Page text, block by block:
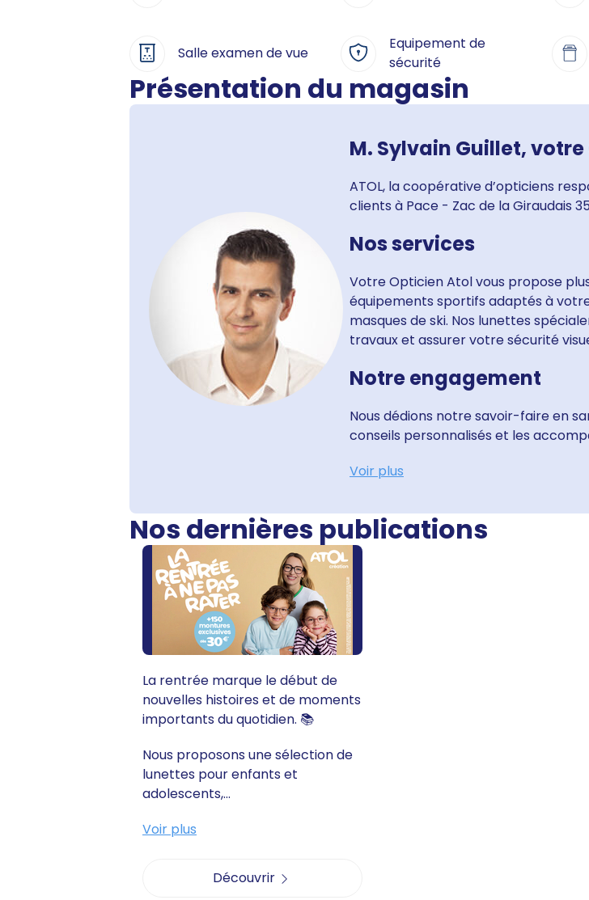
Salle examen de vue
Equipement de
sécurité
Présentation du magasin
M. Sylvain Guillet,
ATOL, la coopérative d’opticiens
clients à Pace - Zac de la Giraudais
Nos services
Votre Opticien Atol vous propose
équipements sportifs adaptés à
masques de ski. Nos lunettes
travaux et assurer votre sécurité
Notre engagement
Nous dédions notre savoir-faire en
conseils personnalisés et les
Voir plus
Nos dernières publications
La rentrée marque le début de
nouvelles histoires et de moments
importants du quotidien. 📚
Nous proposons une sélection de
lunettes pour enfants et
adolescents,...
Voir plus
Découvrir